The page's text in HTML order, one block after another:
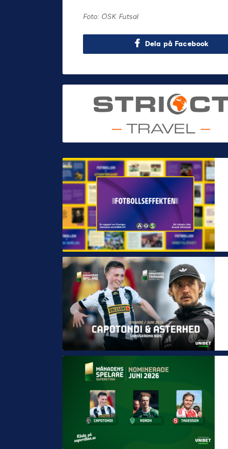
Foto: ÖSK Futsal
Dela på Facebook